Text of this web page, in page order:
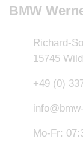
BMW
Richard-
15745
+49 (0)
Mo-Fr: